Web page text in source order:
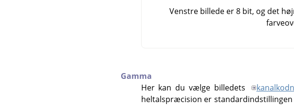
Venstre billede er 8 bit, og det
Gamma
Her kan du vælge billedets
heltalspræcision er